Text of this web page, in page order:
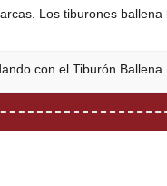
Los tiburones ballena
con el Tiburón Ballena